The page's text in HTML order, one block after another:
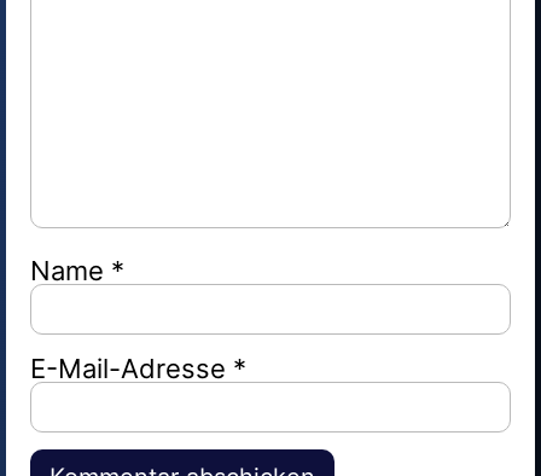
Name *
E-Mail-Adresse *